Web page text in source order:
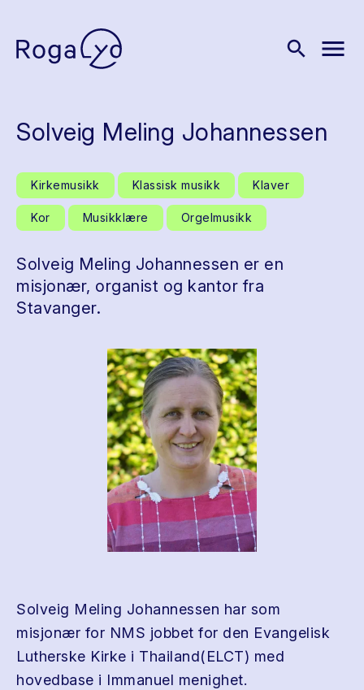
search menu
Solveig Meling Johannessen
Kirkemusikk Klassisk musikk Klaver
Kor Musikklære Orgelmusikk
Solveig Meling Johannessen er en
misjonær, organist og kantor fra
Stavanger.
Solveig Meling Johannessen har som
misjonær for NMS jobbet for den Evangelisk
Lutherske Kirke i Thailand(ELCT) med
hovedbase i Immanuel menighet.